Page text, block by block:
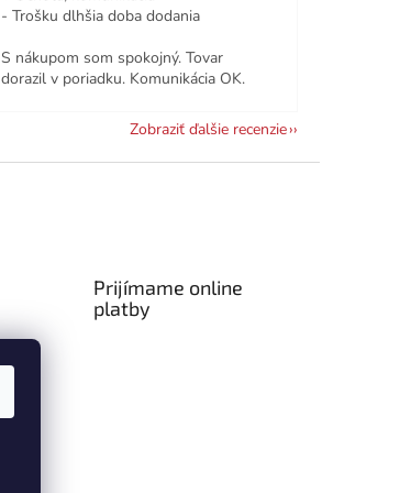
- Trošku dlhšia doba dodania
S nákupom som spokojný. Tovar
dorazil v poriadku. Komunikácia OK.
Zobraziť ďalšie recenzie
Prijímame online
platby